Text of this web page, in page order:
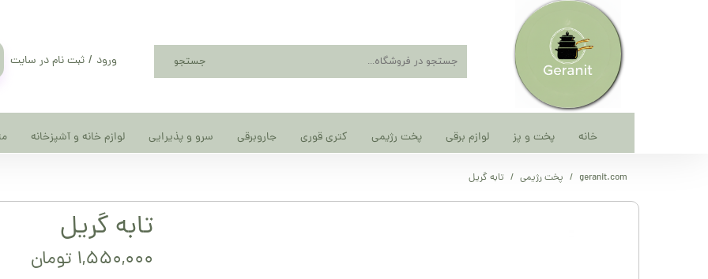
ورود / ثبت نام در سایت
تغییر گذر واژه
سفارشات خانه پخت و پز لوازم برقی پخت رژیمی کتری قوری جاروبرقی سرو و پذیرایی لوازم خانه و آشپزخانه
جستجو
geranit.com پخت رژیمی تابه گریل
تابه گریل
۱,۵۵۰,۰۰۰ تومان